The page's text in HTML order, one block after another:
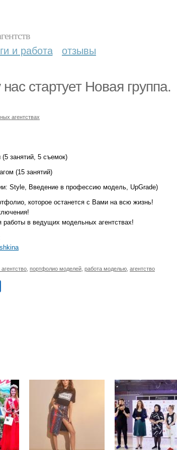
и работа отзывы
стартует Новая группа.
агентствах
занятий, 5 съемок)
(15 занятий)
Style, Введение в профессию модель, UpGrade)
которое останется с Вами на всю жизнь!
работы в ведущих модельных агентствах!
портфолио моделей работа моделью агентство